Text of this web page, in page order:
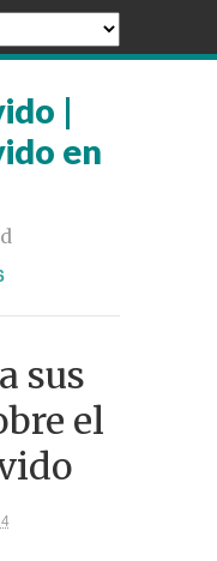
|
en
sus
el